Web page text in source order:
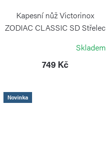
Kapesní nůž Victorinox
ZODIAC CLASSIC SD Střelec
Skladem
749 Kč
Novinka